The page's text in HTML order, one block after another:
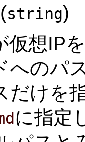
(string)
仮想IP
へのパ
だけを
に指定